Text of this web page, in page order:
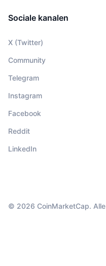
Sociale kanalen
X (Twitter)
Community
Telegram
Instagram
Facebook
Reddit
LinkedIn
© 2026 CoinMarketCap.